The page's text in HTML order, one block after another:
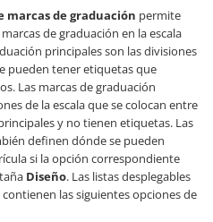
marcas de graduación permite
de graduación en la escala
principales son las divisiones
pueden tener etiquetas que
Las marcas de graduación
de la escala que se colocan entre
y no tienen etiquetas. Las
definen dónde se pueden
si la opción correspondiente
Diseño. Las listas desplegables
contienen las siguientes opciones de